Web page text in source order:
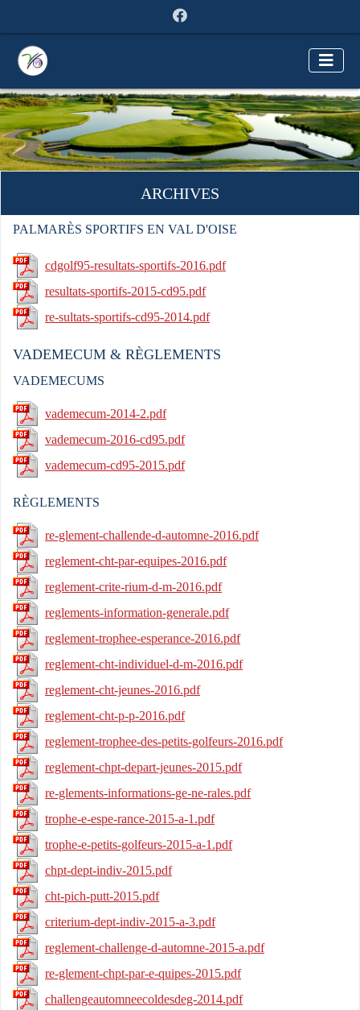
ARCHIVES
PALMARÈS SPORTIFS EN VAL D'OISE
cdgolf95-resultats-sportifs-2016.pdf
resultats-sportifs-2015-cd95.pdf
re-sultats-sportifs-cd95-2014.pdf
VADEMECUM & RÈGLEMENTS
VADEMECUMS
vademecum-2014-2.pdf
vademecum-2016-cd95.pdf
vademecum-cd95-2015.pdf
RÈGLEMENTS
re-glement-challende-d-automne-2016.pdf
reglement-cht-par-equipes-2016.pdf
reglement-crite-rium-d-m-2016.pdf
reglements-information-generale.pdf
reglement-trophee-esperance-2016.pdf
reglement-cht-individuel-d-m-2016.pdf
reglement-cht-jeunes-2016.pdf
reglement-cht-p-p-2016.pdf
reglement-trophee-des-petits-golfeurs-2016.pdf
reglement-chpt-depart-jeunes-2015.pdf
re-glements-informations-ge-ne-rales.pdf
trophe-e-espe-rance-2015-a-1.pdf
trophe-e-petits-golfeurs-2015-a-1.pdf
chpt-dept-indiv-2015.pdf
cht-pich-putt-2015.pdf
criterium-dept-indiv-2015-a-3.pdf
reglement-challenge-d-automne-2015-a.pdf
re-glement-chpt-par-e-quipes-2015.pdf
challengeautomneecoldesdeg-2014.pdf